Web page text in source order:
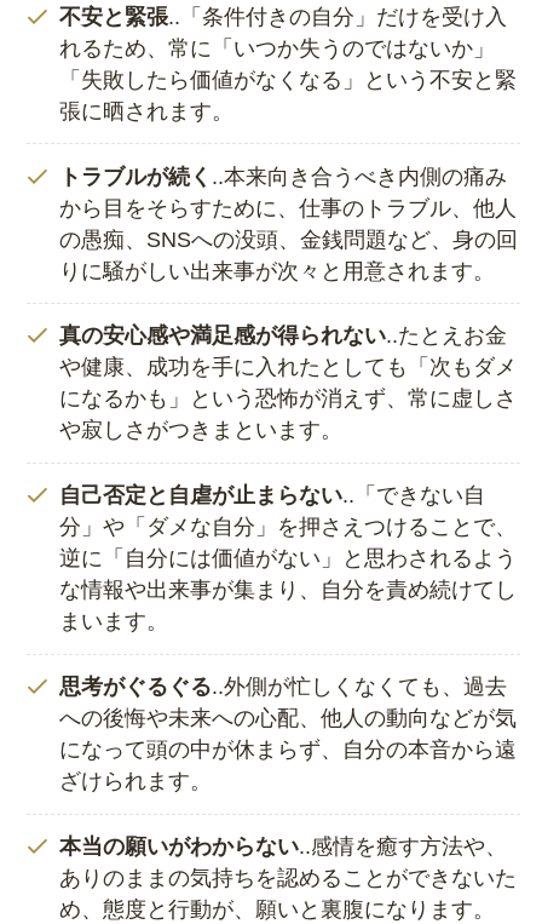
不安と緊張..「条件付きの自分」だけを受け入
れるため、常に「いつか失うのではないか」
「失敗したら価値がなくなる」という不安と緊
張に晒されます。
トラブルが続く ..本来向き合うべき内側の痛み
から目をそらすために、仕事のトラブル、他人
の愚痴、SNSへの没頭、金銭問題など、身の回
りに騒がしい出来事が次々と用意されます。
真の安心感や満足感が得られない..たとえお金
や健康、成功を手に入れたとしても「次もダメ
になるかも」という恐怖が消えず、常に虚しさ
や寂しさがつきまといます。
自己否定と自虐が止まらない..「できない自
分」や「ダメな自分」を押さえつけることで、
逆に「自分には価値がない」と思わされるよう
な情報や出来事が集まり、自分を責め続けてし
まいます。
思考がぐるぐる..外側が忙しくなくても、過去
への後悔や未来への心配、他人の動向などが気
になって頭の中が休まらず、自分の本音から遠
ざけられます。
本当の願いがわからない..感情を癒す方法や、
ありのままの気持ちを認めることができないた
め、態度と行動が、願いと裏腹になります。